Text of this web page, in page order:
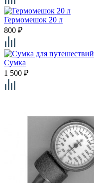
Гермомешок 20 л
800 ₽
Сумка
1 500 ₽